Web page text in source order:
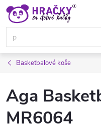
Přejít
obsah
Basketbalové koše
Aga
MR6064